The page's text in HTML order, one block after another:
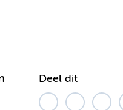
Deel dit